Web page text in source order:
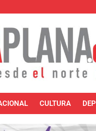
CULTURA